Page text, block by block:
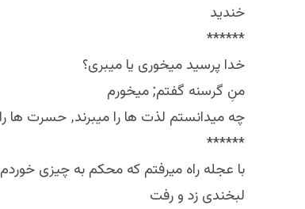
خندید
******
خدا پرسید میخوری یا میبری؟
منِ گرسنه گفتم; میخورم
چه میدانستم لذت ها را میبرند٬ حسرت ها را میخورند
******
با عجله راه میرفتم که محکم به چیزی خوردم٬ آدم بود٬ منتظر بودم پرخاش کند
لبخندی زد و رفت